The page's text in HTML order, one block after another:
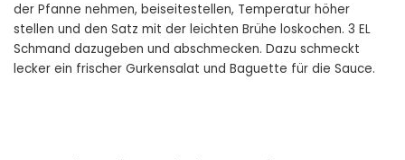
der Pfanne nehmen, beiseitestellen, Temperatur höher
stellen und den Satz mit der leichten Brühe loskochen. 3 EL
Schmand dazugeben und abschmecken. Dazu schmeckt
lecker ein frischer Gurkensalat und Baguette für die Sauce.